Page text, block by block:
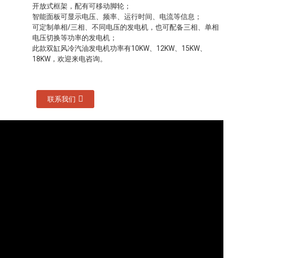
开放式框架，配有可移动脚轮；
智能面板可显示电压、频率、运行时间、电流等信息；
可定制单相/三相、不同电压的发电机，也可配备三相、单相
电压切换等功率的发电机；
此款双缸风冷汽油发电机功率有10KW、12KW、15KW、
18KW，欢迎来电咨询。
联系我们